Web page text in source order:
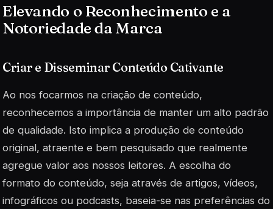
Elevando o Reconhecimento e a
Notoriedade da Marca
Criar e Disseminar Conteúdo Cativante
Ao nos focarmos na criação de conteúdo,
reconhecemos a importância de manter um alto padrão
de qualidade. Isto implica a produção de conteúdo
original, atraente e bem pesquisado que realmente
agregue valor aos nossos leitores. A escolha do
formato do conteúdo, seja através de artigos, vídeos,
infográficos ou podcasts, baseia-se nas preferências do